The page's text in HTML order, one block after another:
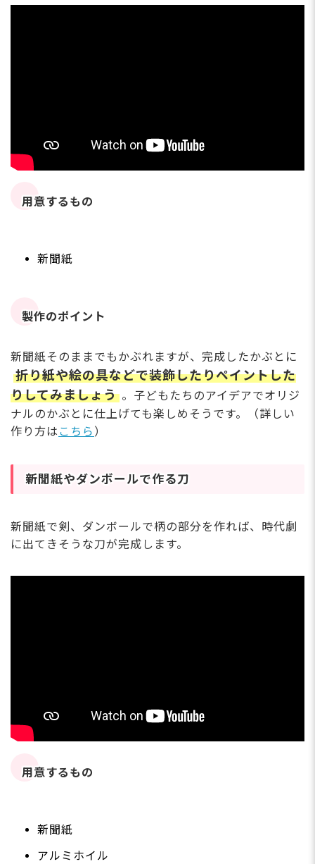
用意するもの
新聞紙
製作のポイント
新聞紙そのままでもかぶれますが、完成したかぶとに
折り紙や絵の具などで装飾したりペイントした
りしてみましょう 。子どもたちのアイデアでオリジ
ナルのかぶとに仕上げても楽しめそうです。（詳しい
作り方は こちら ）
新聞紙やダンボールで作る刀
新聞紙で剣、ダンボールで柄の部分を作れば、時代劇
に出てきそうな刀が完成します。
用意するもの
新聞紙
アルミホイル